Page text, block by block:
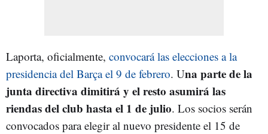
Laporta, oficialmente, convocará las elecciones a la
presidencia del Barça el 9 de febrero. Una parte de la
junta directiva dimitirá y el resto asumirá las
riendas del club hasta el 1 de julio. Los socios serán
convocados para elegir al nuevo presidente el 15 de